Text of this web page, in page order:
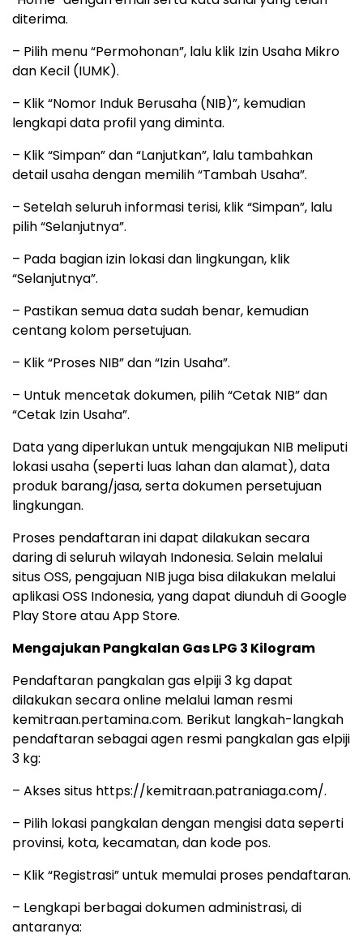
diterima.
– Pilih menu “Permohonan”, lalu klik Izin Usaha Mikro
dan Kecil (IUMK).
– Klik “Nomor Induk Berusaha (NIB)”, kemudian
lengkapi data profil yang diminta.
– Klik “Simpan” dan “Lanjutkan”, lalu tambahkan
detail usaha dengan memilih “Tambah Usaha”.
– Setelah seluruh informasi terisi, klik “Simpan”, lalu
pilih “Selanjutnya”.
– Pada bagian izin lokasi dan lingkungan, klik
“Selanjutnya”.
– Pastikan semua data sudah benar, kemudian
centang kolom persetujuan.
– Klik “Proses NIB” dan “Izin Usaha”.
– Untuk mencetak dokumen, pilih “Cetak NIB” dan
“Cetak Izin Usaha”.
Data yang diperlukan untuk mengajukan NIB meliputi
lokasi usaha (seperti luas lahan dan alamat), data
produk barang/jasa, serta dokumen persetujuan
lingkungan.
Proses pendaftaran ini dapat dilakukan secara
daring di seluruh wilayah Indonesia. Selain melalui
situs OSS, pengajuan NIB juga bisa dilakukan melalui
aplikasi OSS Indonesia, yang dapat diunduh di Google
Play Store atau App Store.
Mengajukan Pangkalan Gas LPG 3 Kilogram
Pendaftaran pangkalan gas elpiji 3 kg dapat
dilakukan secara online melalui laman resmi
kemitraan.pertamina.com. Berikut langkah-langkah
pendaftaran sebagai agen resmi pangkalan gas elpiji
3 kg:
– Akses situs https://kemitraan.patraniaga.com/.
– Pilih lokasi pangkalan dengan mengisi data seperti
provinsi, kota, kecamatan, dan kode pos.
– Klik “Registrasi” untuk memulai proses pendaftaran.
– Lengkapi berbagai dokumen administrasi, di
antaranya: